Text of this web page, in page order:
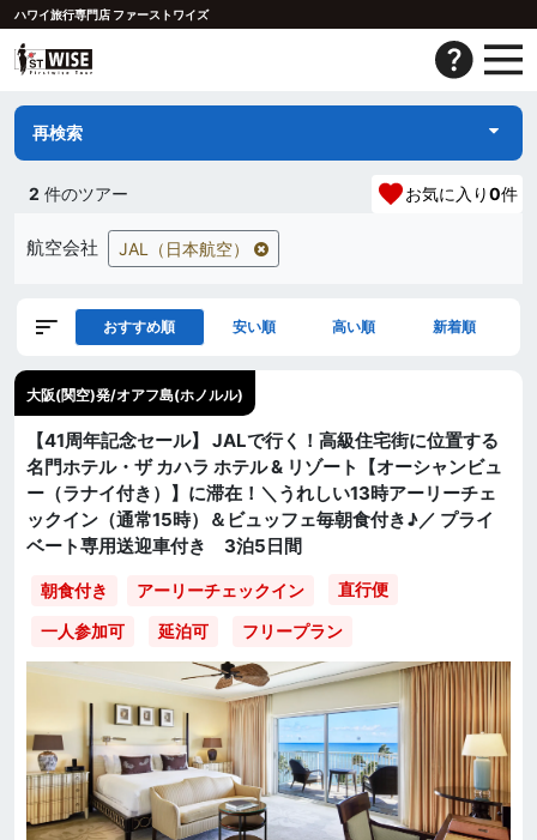
ハワイ旅行専門店 ファーストワイズ
再検索
2 件のツアー お気に入り0件
航空会社 JAL（日本航空）
おすすめ順 安い順 高い順 新着順
大阪(関空)発/オアフ島(ホノルル)
【41周年記念セール】 JALで行く！高級住宅街に位置する
名門ホテル・ザ カハラ ホテル & リゾート【オーシャンビュ
ー（ラナイ付き）】に滞在！＼うれしい13時アーリーチェ
ックイン（通常15時）＆ビュッフェ毎朝食付き♪／ プライ
ベート専用送迎車付き 3泊5日間
朝食付き アーリーチェックイン 直行便
一人参加可 延泊可 フリープラン